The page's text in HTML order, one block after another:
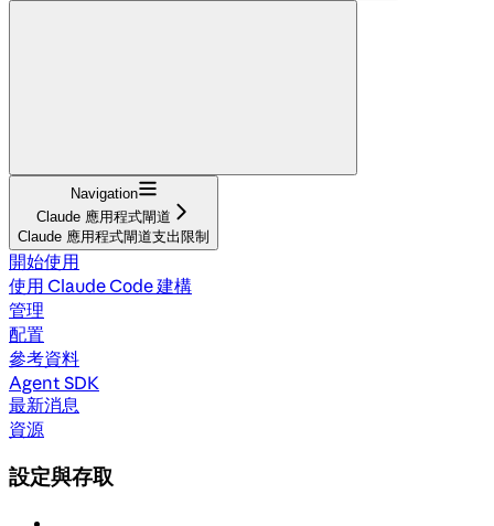
Navigation
Claude 應用程式閘道
Claude 應用程式閘道支出限制
開始使用
使用 Claude Code 建構
管理
配置
參考資料
Agent SDK
最新消息
資源
設定與存取